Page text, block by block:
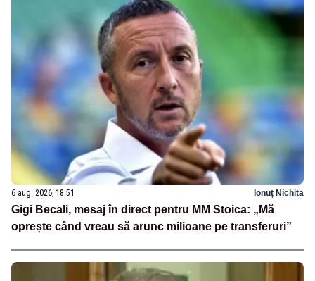
6 aug. 2026, 18:51 Ionuț Nichita
Gigi Becali, mesaj în direct pentru MM Stoica: „Mă
oprește când vreau să arunc milioane pe transferuri”